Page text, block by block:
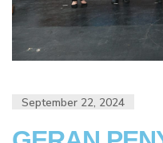
September 22, 2024